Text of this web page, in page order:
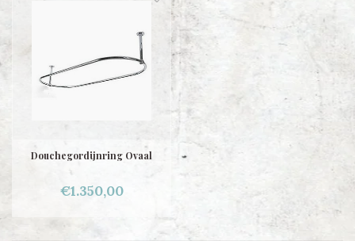
Douchegordijnring Ovaal
€1.350,00